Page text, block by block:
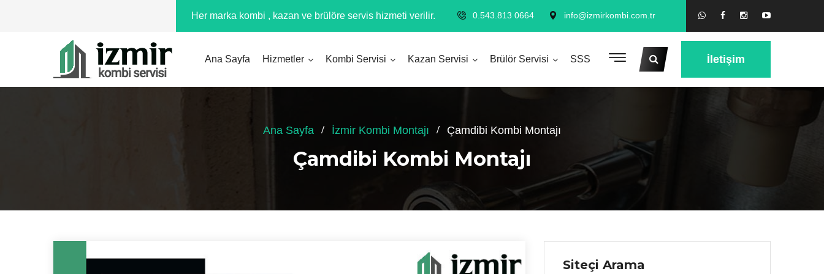
Her marka kombi , kazan ve brülöre servis hizmeti verilir. 0.543.813 0664 info@izmirkombi.com.tr
Ana Sayfa Hizmetler Kombi Servisi Kazan Servisi Brülör Servisi SSS İletişim
Ana Sayfa İzmir Kombi Montajı Çamdibi Kombi Montajı
Çamdibi Kombi Montajı
Siteçi Arama